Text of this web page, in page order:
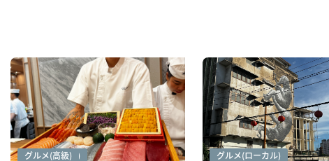
グルメ
グルメ(ご紹介)
グルメ(高級) アートシーン
グルメ
グルメ(ローカル)